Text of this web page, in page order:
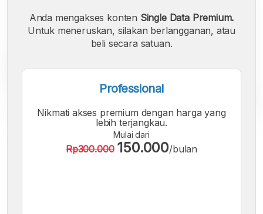
Font
A
Font
A
Font
Anda mengakses konten Single Data Premium.
Untuk meneruskan, silakan berlangganan, atau
beli secara satuan.
Professional
Nikmati akses premium dengan harga yang
lebih terjangkau.
Mulai dari
Rp300.000 150.000/bulan